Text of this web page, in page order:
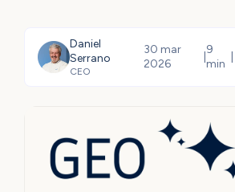
Daniel
Serrano
CEO
30 mar
2026
9
min